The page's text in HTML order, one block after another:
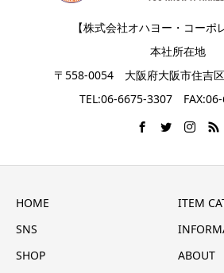
【株式会社オハヨー・コーポ
本社所在地
〒558-0054 大阪府大阪市住吉
TEL:06-6675-3307
HOME
ITEM
SNS
SHOP
ABOUT